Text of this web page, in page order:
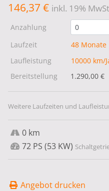
146,37 € inkl. 19%
Anzahlung
Laufzeit
48 Monate
Laufleistung
10000 km/
Bereitstellung
1.290,00 €
Weitere Laufzeiten und
0 km
72 PS (53 KW)
Angebot drucken